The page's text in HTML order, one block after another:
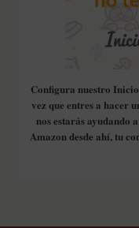
Configura nuestro
vez que entres a hacer
nos estarás ayudando
Amazon desde ahí, tu